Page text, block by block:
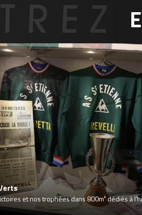
et nos trophées dans 800m² dédiés à